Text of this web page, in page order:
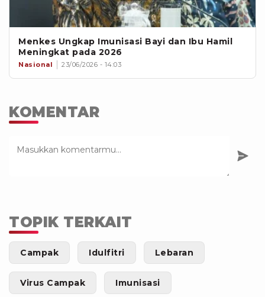
Menkes Ungkap Imunisasi Bayi dan Ibu Hamil
Meningkat pada 2026
Nasional 23/06/2026 - 14:03
KOMENTAR
TOPIK TERKAIT
Campak Idulfitri Lebaran
Virus Campak Imunisasi